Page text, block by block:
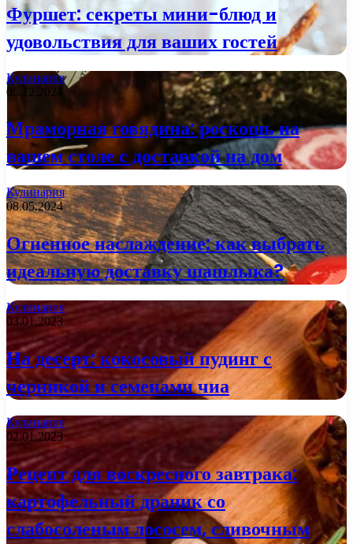
Фуршет: секреты мини-блюд и
удовольствия для ваших гостей
Кулинария
05.12.2024
Мраморная говядина: роскошь на
вашем столе с доставкой на дом
Кулинария
08.05.2024
Огненное наслаждение: как выбрать
идеальную доставку шашлыка?
Кулинария
03.01.2023
На десерт: кокосовый пудинг с
черникой и семенами чиа
Кулинария
02.01.2023
Рецепт для воскресного завтрака:
картофельный драник со
слабосоленым лососем, сливочным